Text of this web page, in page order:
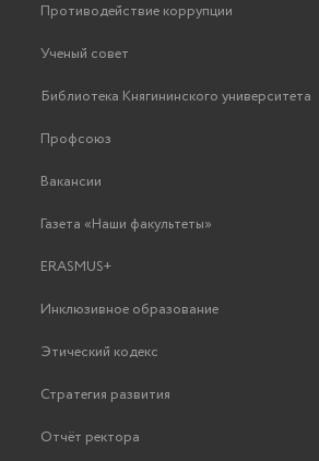
Противодействие коррупции
Ученый совет
Библиотека Княгининского университета
Профсоюз
Вакансии
Газета «Наши факультеты»
ERASMUS+
Инклюзивное образование
Этический кодекс
Стратегия развития
Отчёт ректора